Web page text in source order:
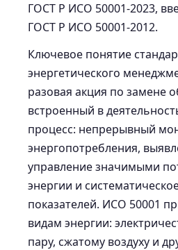
ГОСТ Р ИСО 50001-2023,
ГОСТ Р ИСО 50001-2012.
Ключевое понятие
энергетического
разовая акция по замене
встроенный в
процесс: непрерывный
энергопотребления,
управление значимыми
энергии и
показателей. ИСО 50001
видам энергии:
пару, сжатому воздуху и